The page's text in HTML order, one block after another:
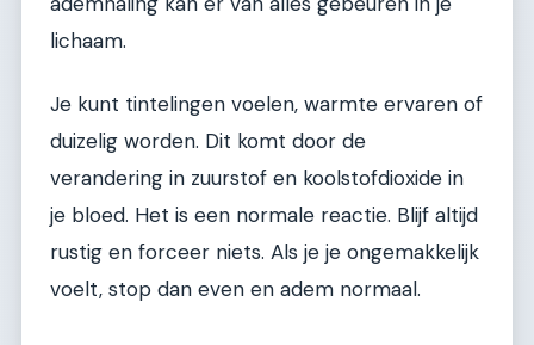
lichaam.
Je kunt tintelingen voelen, warmte ervaren of
duizelig worden. Dit komt door de
verandering in zuurstof en koolstofdioxide in
je bloed. Het is een normale reactie. Blijf altijd
rustig en forceer niets. Als je je ongemakkelijk
voelt, stop dan even en adem normaal.